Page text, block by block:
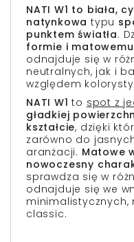
NATI W1 to biała,
natynkowa typu
punktem światła.
formie i
odnajduje się w
neutralnych, jak i
względem
NATI W1 to spot z
gładkiej
kształcie, dzięki
zarówno do
aranżacji. Matowe
nowoczesny
sprawdza się w
odnajduje się we
minimalistycznych,
classic.